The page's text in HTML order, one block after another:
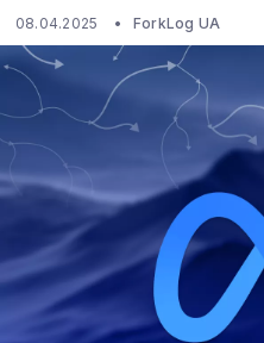
08.04.2025 ForkLog UA